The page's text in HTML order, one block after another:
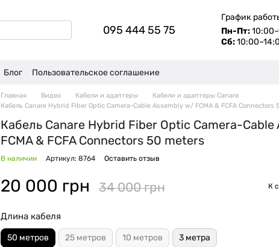
095 444 55 75
График
Пн-Пт:
Сб:
Блог
Пользовательское соглашение
Главная Видео Кабели и адаптеры
Кабели и адаптеры Canare
Кабель Canare Hybrid Fiber Optic Camera-Cable Assembly w/ FCMA & FCFA Connectors
Кабель Canare Hybrid Fiber Optic Camera-Cable
FCMA & FCFA Connectors 50 meters
В наличии Артикул: 8764 Оставить отзыв
20 000 грн 34 000 грн К
Длина кабеля
50 метров 25 метров 10 метров 3 метра